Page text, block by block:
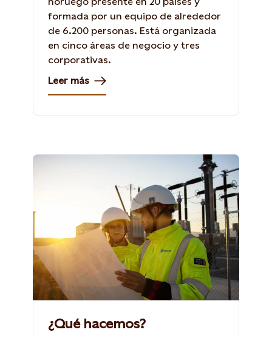
formada por un equipo de alrededor
de 6.200 personas. Está organizada
en cinco áreas de negocio y tres
corporativas.
Leer más
¿Qué hacemos?